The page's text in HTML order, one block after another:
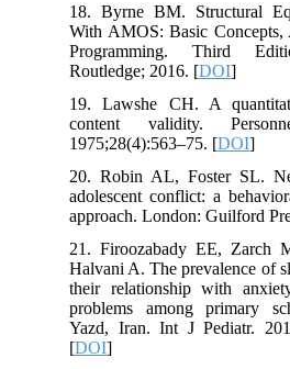
18. Byrne BM. Structural
With AMOS: Basic
Programming. Third
Routledge; 2016. [DOI
19. Lawshe CH. A
content validity.
1975;28(4):563–75. [DOI
20. Robin AL, Foster SL.
adolescent conflict: a
approach. London: Guilford
21. Firoozabady EE, Zarch
Halvani A. The prevalence of
their relationship with
problems among primary
Yazd, Iran. Int J Pediatr.
[DOI